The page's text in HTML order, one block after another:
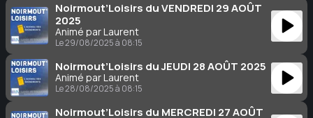
Noirmout’Loisirs du VENDREDI 29 AOÛT
2025
Animé par Laurent
Le 29/08/2025 à 08:15
Noirmout’Loisirs du JEUDI 28 AOÛT 2025
Animé par Laurent
Le 28/08/2025 à 08:15
Noirmout’Loisirs du MERCREDI 27 AOÛT